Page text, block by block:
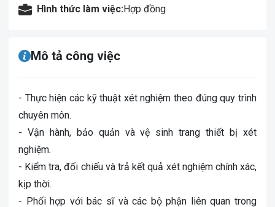
Hình thức làm việc:Hợp đồng
Mô tả công việc
- Thực hiện các kỹ thuật xét nghiệm theo đúng quy trình
chuyên môn.
- Vận hành, bảo quản và vệ sinh trang thiết bị xét
nghiệm.
- Kiểm tra, đối chiếu và trả kết quả xét nghiệm chính xác,
kịp thời.
- Phối hợp với bác sĩ và các bộ phận liên quan trong